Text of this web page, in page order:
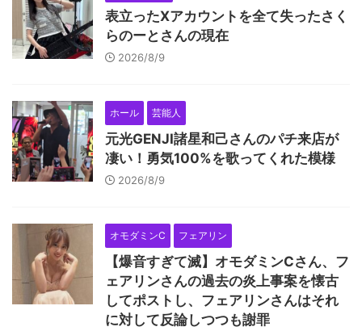
表立ったXアカウントを全て失ったさく
らのーとさんの現在
2026/8/9
ホール 芸能人
元光GENJI諸星和己さんのパチ来店が
凄い！勇気100%を歌ってくれた模様
2026/8/9
オモダミンC フェアリン
【爆音すぎて滅】オモダミンCさん、フ
ェアリンさんの過去の炎上事案を懐古
してポストし、フェアリンさんはそれ
に対して反論しつつも謝罪